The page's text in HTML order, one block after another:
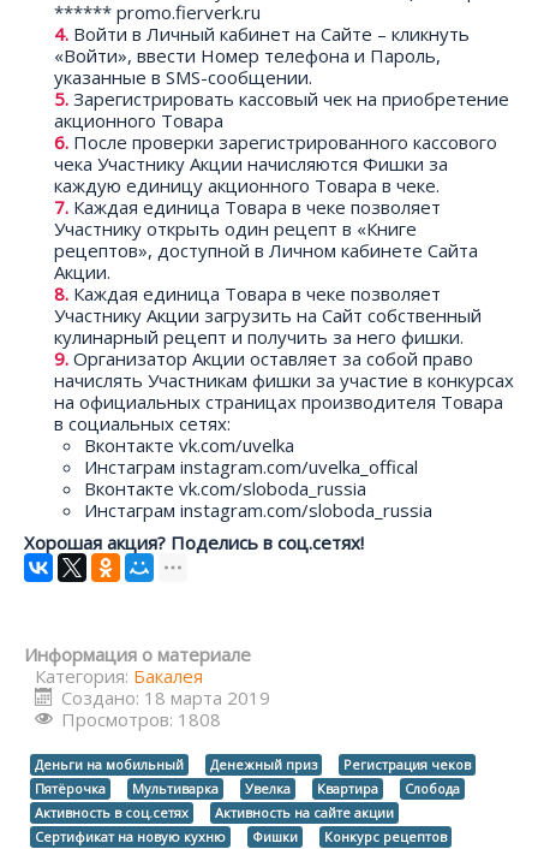
****** promo.fierverk.ru
Войти в Личный кабинет на Сайте – кликнуть
«Войти», ввести Номер телефона и Пароль,
указанные в SMS-сообщении.
Зарегистрировать кассовый чек на приобретение
акционного Товара
После проверки зарегистрированного кассового
чека Участнику Акции начисляются Фишки за
каждую единицу акционного Товара в чеке.
Каждая единица Товара в чеке позволяет
Участнику открыть один рецепт в «Книге
рецептов», доступной в Личном кабинете Сайта
Акции.
Каждая единица Товара в чеке позволяет
Участнику Акции загрузить на Сайт собственный
кулинарный рецепт и получить за него фишки.
Организатор Акции оставляет за собой право
начислять Участникам фишки за участие в конкурсах
на официальных страницах производителя Товара
в социальных сетях:
Вконтакте vk.com/uvelka
Инстаграм instagram.com/uvelka_offical
Вконтакте vk.com/sloboda_russia
Инстаграм instagram.com/sloboda_russia
Хорошая акция? Поделись в соц.сетях!
Информация о материале
Категория: Бакалея
Создано: 18 марта 2019
Просмотров: 1808
Деньги на мобильный Денежный приз
Регистрация чеков
Пятёрочка
Мультиварка Увелка Квартира
Слобода
Активность в соц.сетях
Активность на сайте акции
Сертификат на новую кухню
Фишки
Конкурс рецептов